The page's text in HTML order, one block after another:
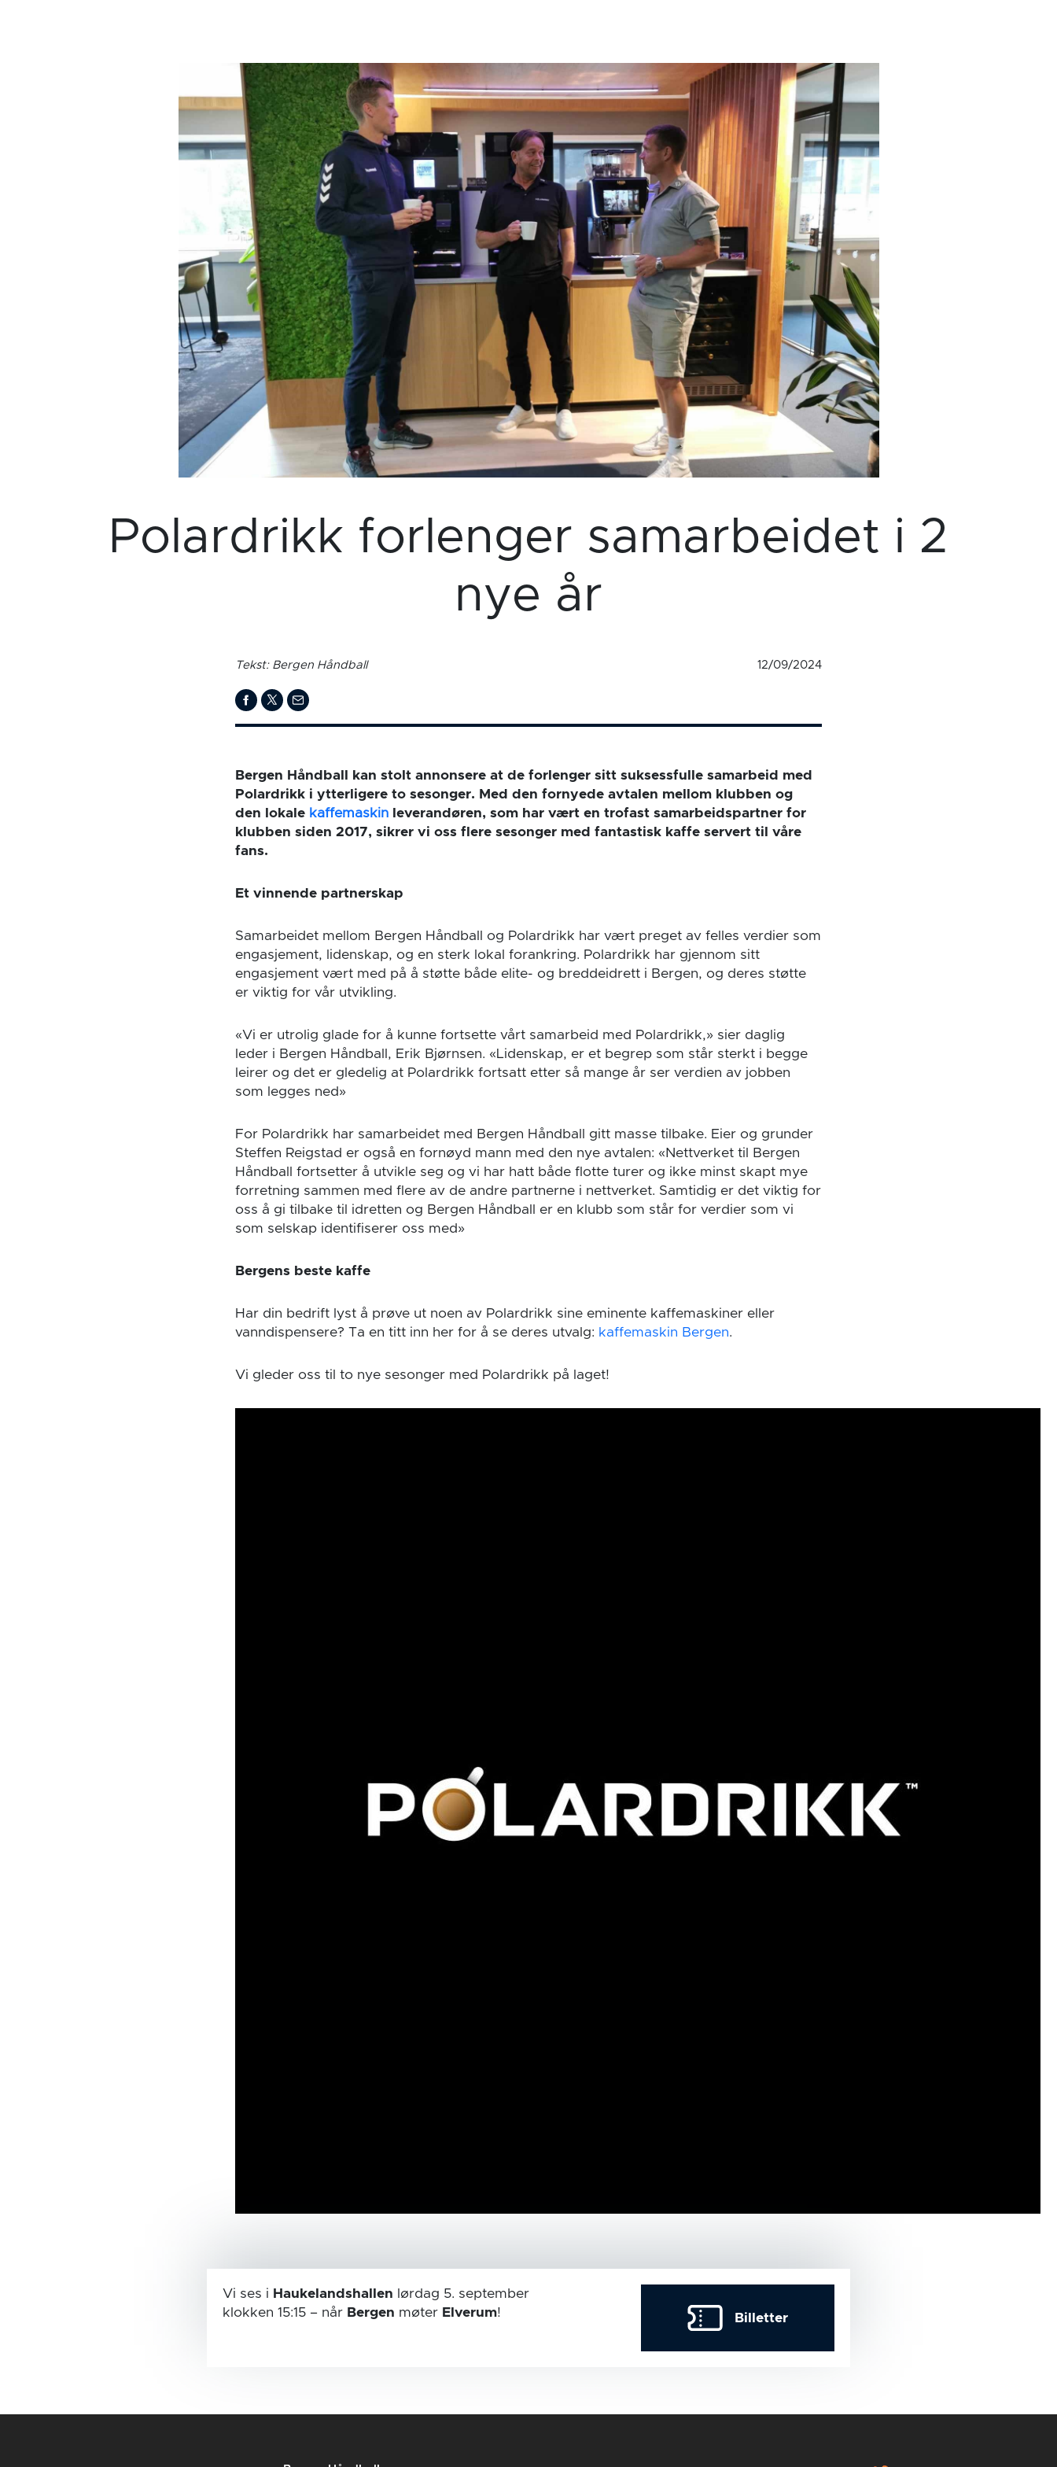
Polardrikk forlenger samarbeidet i 2
nye år
Tekst: Bergen Håndball 12/09/2024
Bergen Håndball kan stolt annonsere at de forlenger sitt suksessfulle samarbeid med
Polardrikk i ytterligere to sesonger. Med den fornyede avtalen mellom klubben og
den lokale kaffemaskin leverandøren, som har vært en trofast samarbeidspartner for
klubben siden 2017, sikrer vi oss flere sesonger med fantastisk kaffe servert til våre
fans.
Et vinnende partnerskap
Samarbeidet mellom Bergen Håndball og Polardrikk har vært preget av felles verdier som
engasjement, lidenskap, og en sterk lokal forankring. Polardrikk har gjennom sitt
engasjement vært med på å støtte både elite- og breddeidrett i Bergen, og deres støtte
er viktig for vår utvikling.
«Vi er utrolig glade for å kunne fortsette vårt samarbeid med Polardrikk,» sier daglig
leder i Bergen Håndball, Erik Bjørnsen. «Lidenskap, er et begrep som står sterkt i begge
leirer og det er gledelig at Polardrikk fortsatt etter så mange år ser verdien av jobben
som legges ned»
For Polardrikk har samarbeidet med Bergen Håndball gitt masse tilbake. Eier og grunder
Steffen Reigstad er også en fornøyd mann med den nye avtalen: «Nettverket til Bergen
Håndball fortsetter å utvikle seg og vi har hatt både flotte turer og ikke minst skapt mye
forretning sammen med flere av de andre partnerne i nettverket. Samtidig er det viktig for
oss å gi tilbake til idretten og Bergen Håndball er en klubb som står for verdier som vi
som selskap identifiserer oss med»
Bergens beste kaffe
Har din bedrift lyst å prøve ut noen av Polardrikk sine eminente kaffemaskiner eller
vanndispensere? Ta en titt inn her for å se deres utvalg: kaffemaskin Bergen.
Vi gleder oss til to nye sesonger med Polardrikk på laget!
Vi ses i Haukelandshallen lørdag 5. september
klokken 15:15– når Bergen møter Elverum! Billetter